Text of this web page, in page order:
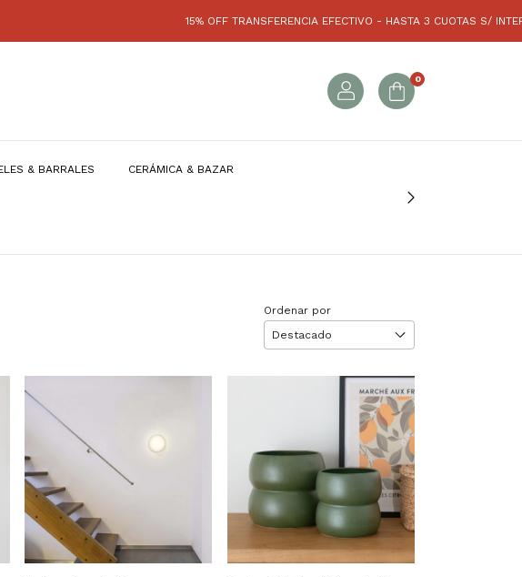
15% OFF TRANSFERENCIA EFECTIVO - HASTA 3 CUOTAS S/ INTERÉS (SIN
0
& BARRALES CERÁMICA & BAZAR
Ordenar por